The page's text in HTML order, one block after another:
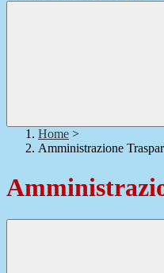
Home >
Amministrazione